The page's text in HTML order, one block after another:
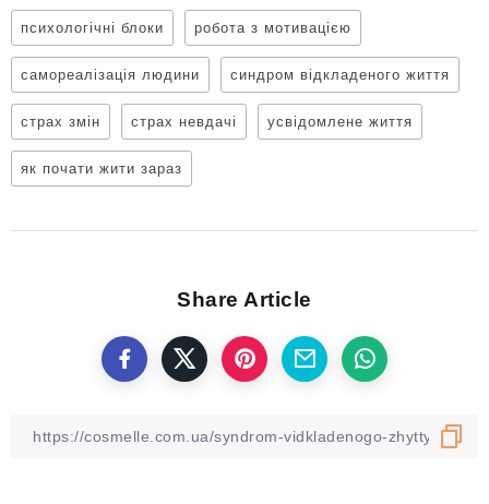
психологічні блоки робота з мотивацією
самореалізація людини синдром відкладеного життя
страх змін страх невдачі усвідомлене життя
як почати жити зараз
Share Article